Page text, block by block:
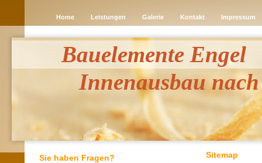
Home Leistungen Galerie Kontakt Impressum
Bauelemente Engel
Innenausbau
Sie haben Fragen? Sitemap